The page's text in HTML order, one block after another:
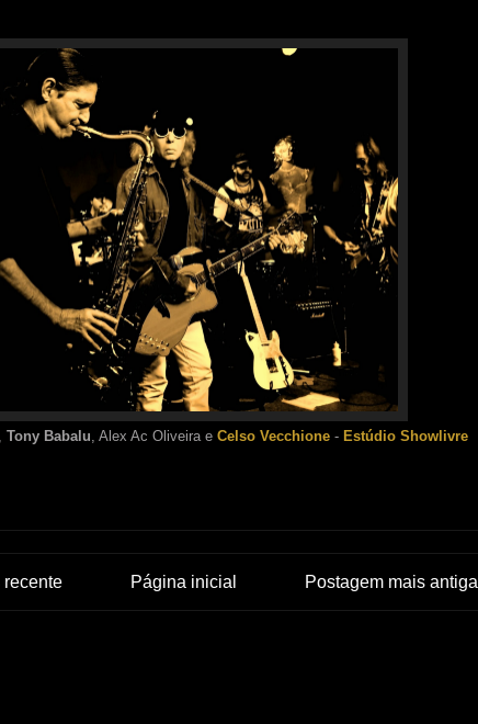
Tony Babalu, Alex Ac Oliveira e Celso Vecchione - Estúdio Showlivre
recente Postagem mais antiga
Página inicial